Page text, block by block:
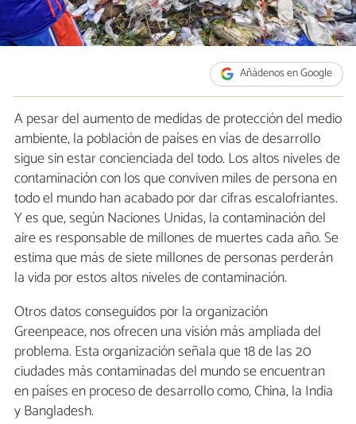
Añádenos en Google
A pesar del aumento de medidas de protección del medio
ambiente, la población de países en vías de desarrollo
sigue sin estar concienciada del todo. Los altos niveles de
contaminación con los que conviven miles de persona en
todo el mundo han acabado por dar cifras escalofriantes.
Y es que, según Naciones Unidas, la contaminación del
aire es responsable de millones de muertes cada año. Se
estima que más de siete millones de personas perderán
la vida por estos altos niveles de contaminación.
Otros datos conseguidos por la organización
Greenpeace, nos ofrecen una visión más ampliada del
problema. Esta organización señala que 18 de las 20
ciudades más contaminadas del mundo se encuentran
en países en proceso de desarrollo como, China, la India
y Bangladesh.